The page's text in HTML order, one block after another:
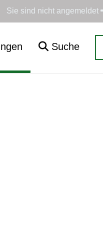
Sie sind nicht angemeldet
Suche